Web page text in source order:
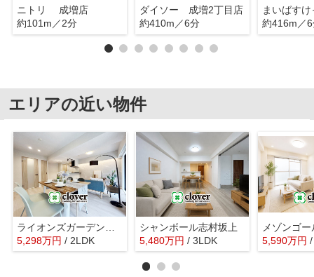
ニトリ 成増店
約101m／2分
ダイソー 成増2丁目店
約410m／6分
約416m／
エリアの近い物件
5,298万円 / 2LDK
シャンボール志村坂上
5,480万円 / 3LDK
メゾンゴー
5,590万円